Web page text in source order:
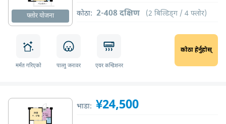
फ्लोर योजना कोठा: 2-408 दक्षिण (2 बिल्डिङ्ग / 4 फ्लोर)
मर्मत गरिएको पाल्तु जनावर एयर कन्डिशनर
कोठा हेर्नुहोस्
भाडा: ¥24,500